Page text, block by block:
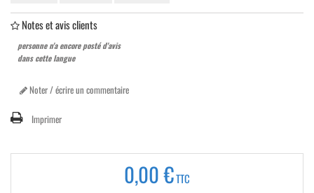
Notes et avis clients
personne n'a encore posté d'avis
dans cette langue
Noter / écrire un commentaire
Imprimer
0,00 €TTC